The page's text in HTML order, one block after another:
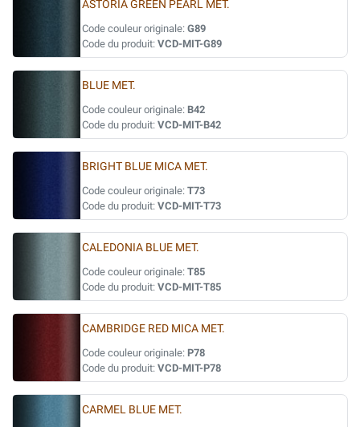
ASTORIA GREEN PEARL MET.
Code couleur originale: G89
Code du produit: VCD-MIT-G89
BLUE MET.
Code couleur originale: B42
Code du produit: VCD-MIT-B42
BRIGHT BLUE MICA MET.
Code couleur originale: T73
Code du produit: VCD-MIT-T73
CALEDONIA BLUE MET.
Code couleur originale: T85
Code du produit: VCD-MIT-T85
CAMBRIDGE RED MICA MET.
Code couleur originale: P78
Code du produit: VCD-MIT-P78
CARMEL BLUE MET.